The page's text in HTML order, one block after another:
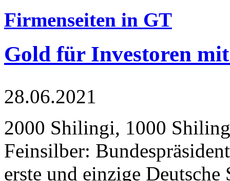
Firmenseiten in GT
Gold für Investoren
28.06.2021
2000 Shilingi, 1000
Feinsilber:
erste und einzige Deutsche